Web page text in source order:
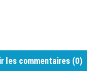
les commentaires (0)